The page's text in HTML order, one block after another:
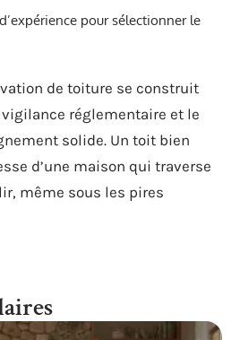
pour sélectionner le
de toiture se construit
réglementaire et le
solide. Un toit bien
d’une maison qui traverse
même sous les pires